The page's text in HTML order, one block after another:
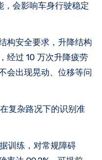
，会影响车身行驶稳定
构安全要求，升降结构
经过 10 万次升降疲劳
会出现晃动、位移等问
复杂路况下的识别准
训练，对常规障碍